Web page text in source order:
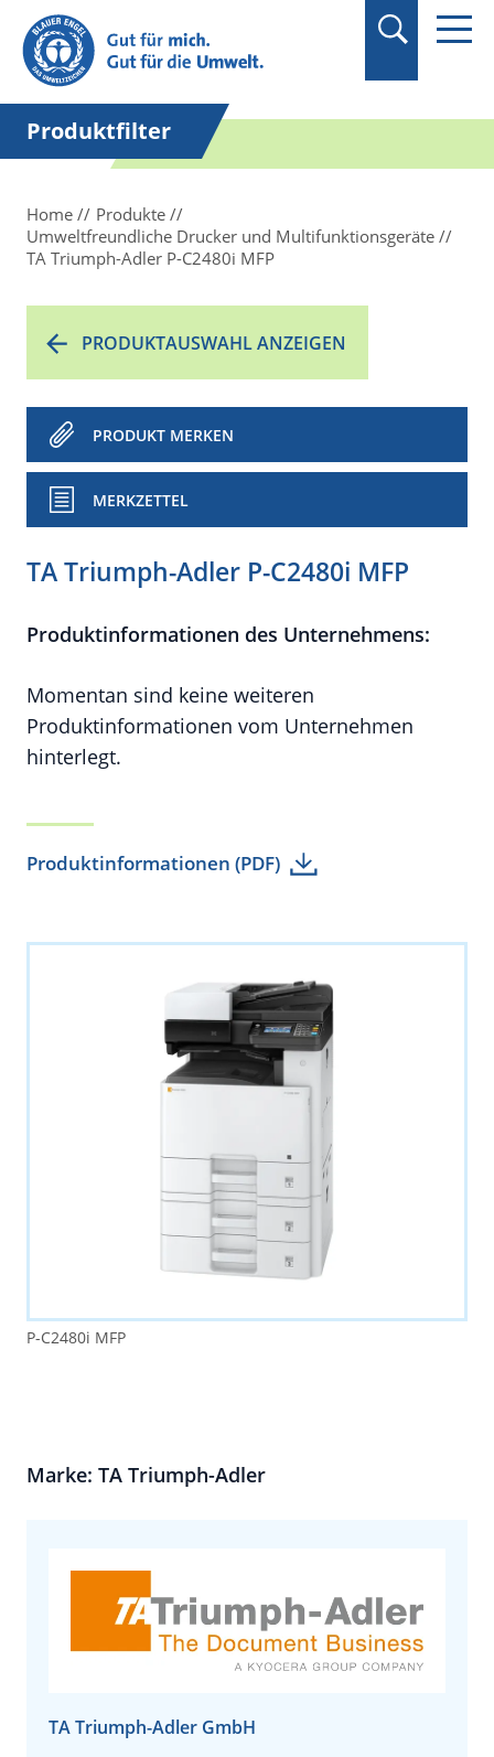
Suchbegriff in
Anführungszeichen
setzen.
Produktfilter
Home
Produkte
Umweltfreundliche Drucker und Multifunktionsgeräte
TA Triumph-Adler P-C2480i MFP
PRODUKTAUSWAHL ANZEIGEN
PRODUKT MERKEN
MERKZETTEL
TA Triumph-Adler P-C2480i MFP
Produktinformationen des Unternehmens:
Momentan sind keine weiteren
Produktinformationen vom Unternehmen
hinterlegt.
Produktinformationen (PDF)
P-C2480i MFP
Marke: TA Triumph-Adler
TA Triumph-Adler GmbH